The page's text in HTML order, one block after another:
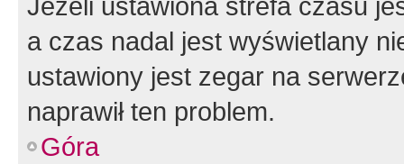
a czas nadal jest wyświetlany
ustawiony jest zegar na
naprawił ten problem.
Góra